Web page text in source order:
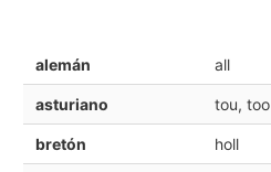
alemán all
asturiano tou, too
bretón holl